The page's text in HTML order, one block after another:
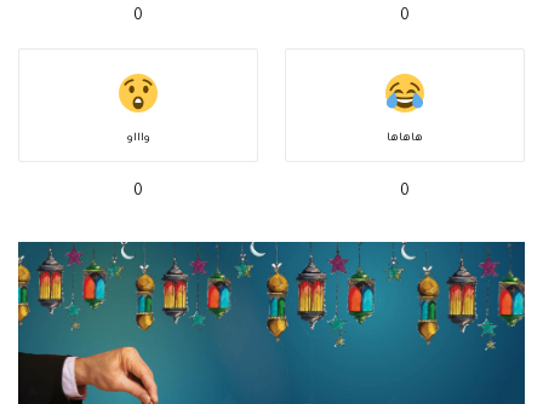
0
0
هاهاها
0
واااو
0